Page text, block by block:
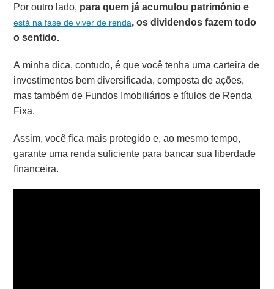
Por outro lado, para quem já acumulou patrimônio e
está na fase de viver de renda, os dividendos fazem todo
o sentido.
A minha dica, contudo, é que você tenha uma carteira de
investimentos bem diversificada, composta de ações,
mas também de Fundos Imobiliários e títulos de Renda
Fixa.
Assim, você fica mais protegido e, ao mesmo tempo,
garante uma renda suficiente para bancar sua liberdade
financeira.